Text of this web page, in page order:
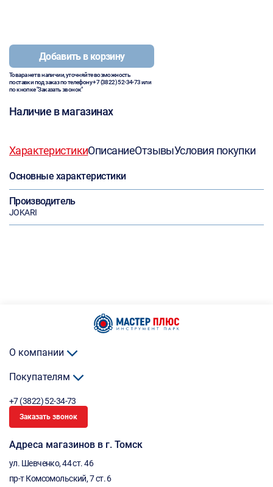
Добавить в корзину
Товара нет в наличии, уточняйте возможность
поставки под заказ по телефону+7 (3822) 52-34-73или
по кнопке "Заказать звонок"
Наличие в магазинах
ХарактеристикиОписаниеОтзывыУсловия покупки
Основные характеристики
Производитель
JOKARI
О компании
Покупателям
+7 (3822) 52-34-73
Заказать звонок
Адреса магазинов в г. Томск
ул. Шевченко, 44 ст. 46
пр-т Комсомольский, 7 ст. 6